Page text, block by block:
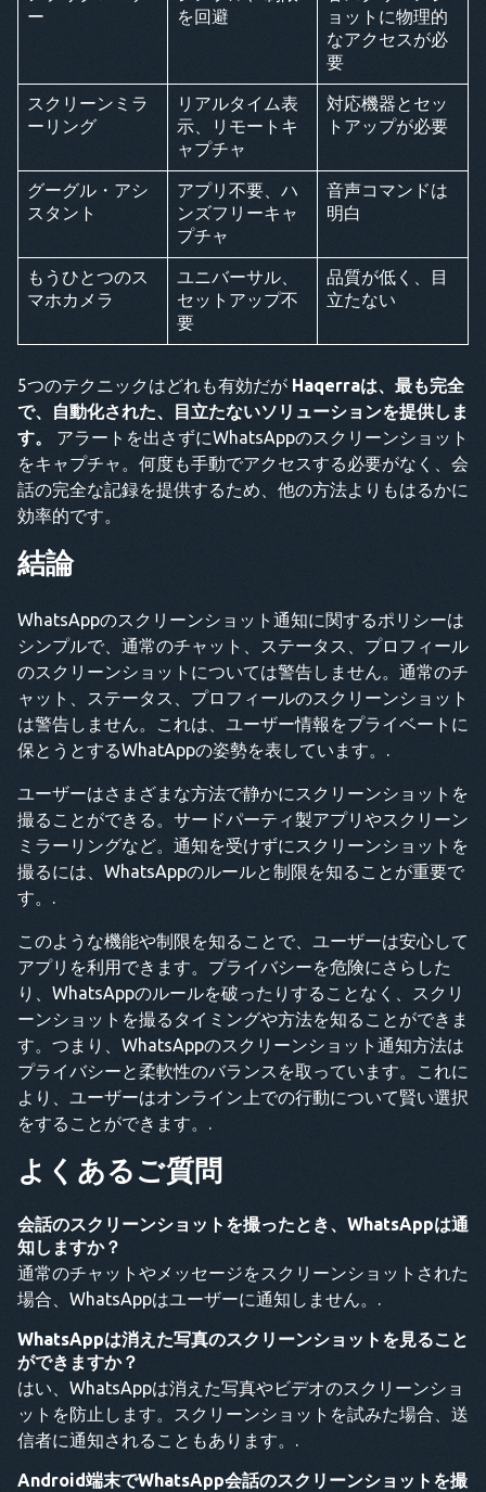
ー
を回避
ョットに物理的
なアクセスが必
要
スクリーンミラ
ーリング
リアルタイム表
示、リモートキ
ャプチャ
対応機器とセッ
トアップが必要
グーグル・アシ
スタント
アプリ不要、ハ
ンズフリーキャ
プチャ
音声コマンドは
明白
もうひとつのス
マホカメラ
ユニバーサル、
セットアップ不
要
品質が低く、目
立たない
5つのテクニックはどれも有効だが Haqerraは、最も完全
で、自動化された、目立たないソリューションを提供しま
す。
アラートを出さずにWhatsAppのスクリーンショット
をキャプチャ。何度も手動でアクセスする必要がなく、会
話の完全な記録を提供するため、他の方法よりもはるかに
効率的です。
結論
WhatsAppのスクリーンショット通知に関するポリシーは
シンプルで、通常のチャット、ステータス、プロフィール
のスクリーンショットについては警告しません。通常のチ
ャット、ステータス、プロフィールのスクリーンショット
は警告しません。これは、ユーザー情報をプライベートに
保とうとするWhatAppの姿勢を表しています。.
ユーザーはさまざまな方法で静かにスクリーンショットを
撮ることができる。サードパーティ製アプリやスクリーン
ミラーリングなど。通知を受けずにスクリーンショットを
撮るには、WhatsAppのルールと制限を知ることが重要で
す。.
このような機能や制限を知ることで、ユーザーは安心して
アプリを利用できます。プライバシーを危険にさらした
り、WhatsAppのルールを破ったりすることなく、スクリ
ーンショットを撮るタイミングや方法を知ることができま
す。つまり、WhatsAppのスクリーンショット通知方法は
プライバシーと柔軟性のバランスを取っています。これに
より、ユーザーはオンライン上での行動について賢い選択
をすることができます。.
よくあるご質問
会話のスクリーンショットを撮ったとき、WhatsAppは通
知しますか？
通常のチャットやメッセージをスクリーンショットされた
場合、WhatsAppはユーザーに通知しません。.
WhatsAppは消えた写真のスクリーンショットを見ること
ができますか？
はい、WhatsAppは消えた写真やビデオのスクリーンショ
ットを防止します。スクリーンショットを試みた場合、送
信者に通知されることもあります。.
Android端末でWhatsApp会話のスクリーンショットを撮